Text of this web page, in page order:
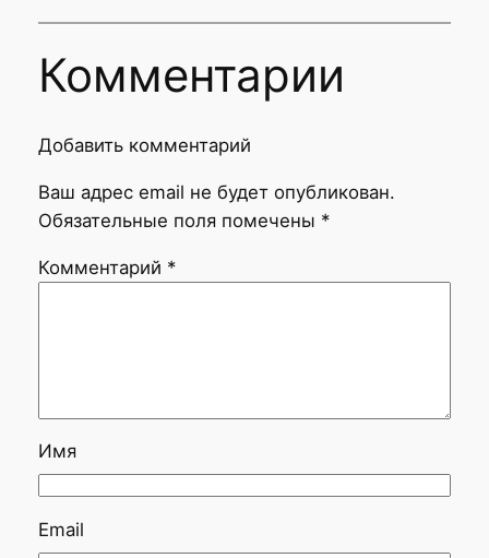
Комментарии
Добавить комментарий
Ваш адрес email не будет опубликован.
Обязательные поля помечены *
Комментарий *
Имя
Email